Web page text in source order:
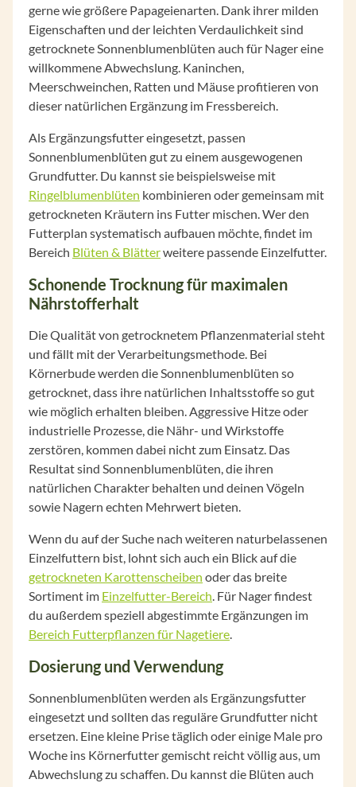
gerne wie größere Papageienarten. Dank ihrer milden
Eigenschaften und der leichten Verdaulichkeit sind
getrocknete Sonnenblumenblüten auch für Nager eine
willkommene Abwechslung. Kaninchen,
Meerschweinchen, Ratten und Mäuse profitieren von
dieser natürlichen Ergänzung im Fressbereich.
Als Ergänzungsfutter eingesetzt, passen
Sonnenblumenblüten gut zu einem ausgewogenen
Grundfutter. Du kannst sie beispielsweise mit
Ringelblumenblüten kombinieren oder gemeinsam mit
getrockneten Kräutern ins Futter mischen. Wer den
Futterplan systematisch aufbauen möchte, findet im
Bereich Blüten & Blätterweitere passende Einzelfutter.
Schonende Trocknung für maximalen
Nährstofferhalt
Die Qualität von getrocknetem Pflanzenmaterial steht
und fällt mit der Verarbeitungsmethode. Bei
Körnerbude werden die Sonnenblumenblüten so
getrocknet, dass ihre natürlichen Inhaltsstoffe so gut
wie möglich erhalten bleiben. Aggressive Hitze oder
industrielle Prozesse, die Nähr- und Wirkstoffe
zerstören, kommen dabei nicht zum Einsatz. Das
Resultat sind Sonnenblumenblüten, die ihren
natürlichen Charakter behalten und deinen Vögeln
sowie Nagern echten Mehrwert bieten.
Wenn du auf der Suche nach weiteren naturbelassenen
Einzelfuttern bist, lohnt sich auch ein Blick auf die
getrockneten Karottenscheiben oder das breite
Sortiment im Einzelfutter-Bereich . Für Nager findest
du außerdem speziell abgestimmte Ergänzungen im
Bereich Futterpflanzen für Nagetiere
Dosierung und Verwendung
Sonnenblumenblüten werden als Ergänzungsfutter
eingesetzt und sollten das reguläre Grundfutter nicht
ersetzen. Eine kleine Prise täglich oder einige Male pro
Woche ins Körnerfutter gemischt reicht völlig aus, um
Abwechslung zu schaffen. Du kannst die Blüten auch